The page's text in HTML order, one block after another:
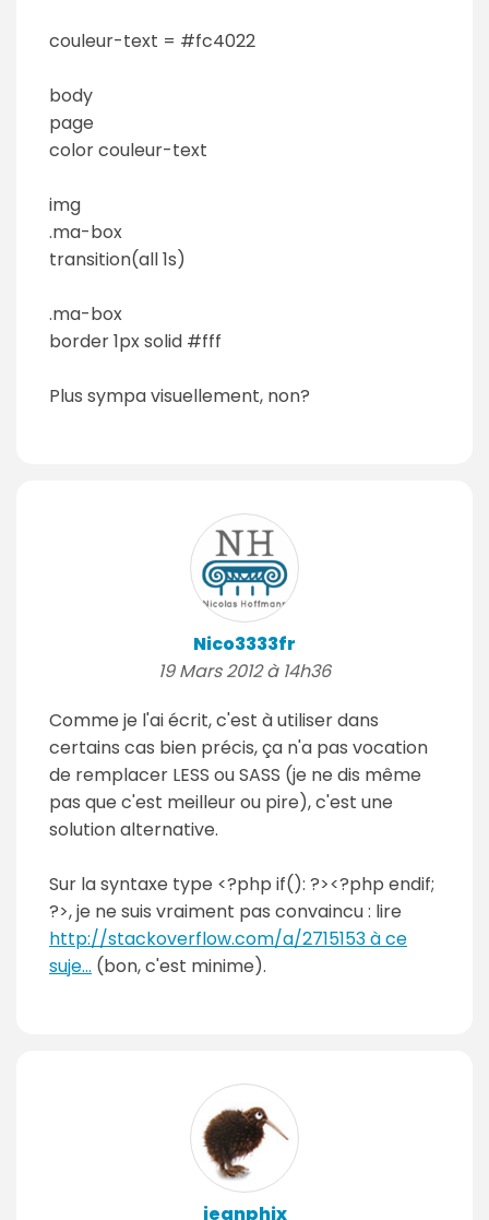
couleur-text = #fc4022
body
page
color couleur-text
img
.ma-box
transition(all 1s)
.ma-box
border 1px solid #fff
Plus sympa visuellement, non?
Nico3333fr
19 Mars 2012 à 14h36
Comme je l'ai écrit, c'est à utiliser dans
certains cas bien précis, ça n'a pas vocation
de remplacer LESS ou SASS (je ne dis même
pas que c'est meilleur ou pire), c'est une
solution alternative.
Sur la syntaxe type <?php if(): ?><?php endif;
?>, je ne suis vraiment pas convaincu : lire
http://stackoverflow.com/a/2715153 à ce
suje... (bon, c'est minime).
jeanphix